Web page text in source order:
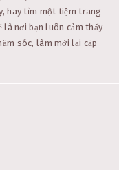
hãy tìm một tiệm trang
nơi bạn luôn cảm thấy
sóc, làm mới lại cặp